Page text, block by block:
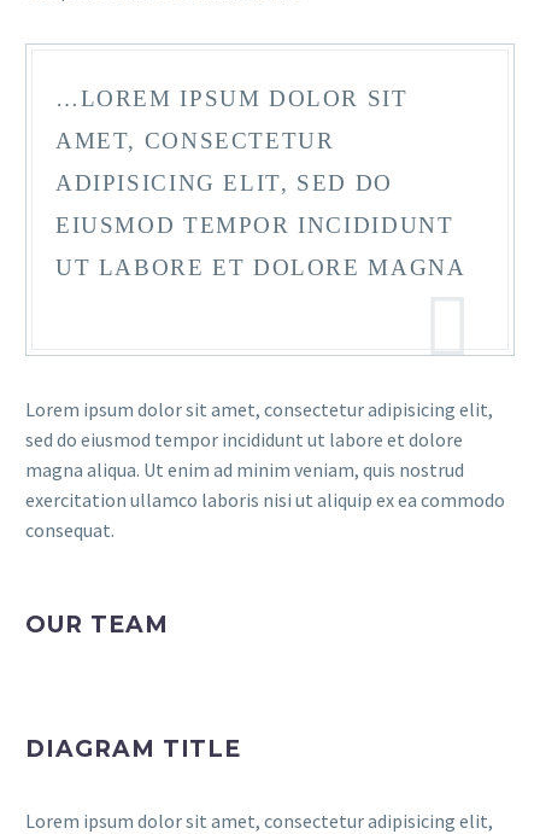
…LOREM IPSUM DOLOR SIT
AMET, CONSECTETUR
ADIPISICING ELIT, SED DO
EIUSMOD TEMPOR INCIDIDUNT
UT LABORE ET DOLORE MAGNA
Lorem ipsum dolor sit amet, consectetur adipisicing elit,
sed do eiusmod tempor incididunt ut labore et dolore
magna aliqua. Ut enim ad minim veniam, quis nostrud
exercitation ullamco laboris nisi ut aliquip ex ea commodo
consequat.
OUR TEAM
DIAGRAM TITLE
Lorem ipsum dolor sit amet, consectetur adipisicing elit,